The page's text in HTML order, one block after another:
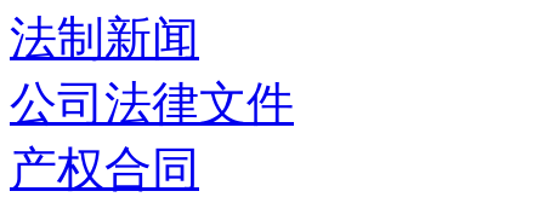
法制新闻
公司法律文件
产权合同